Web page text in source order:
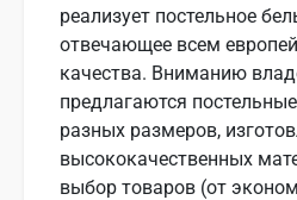
реализует постельное
отвечающее всем
качества. Вниманию
предлагаются
разных размеров,
высококачественных
выбор товаров (от